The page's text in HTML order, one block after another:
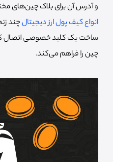
و آدرس آن برای بلاک چین‌های
انواع کیف پول ارز دیجیتالچند
ساخت یک کلید خصوصی اتصال
چین را فراهم می‌کند.